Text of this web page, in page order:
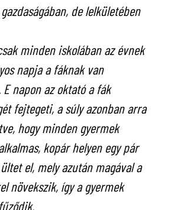
de lelkületében
minden iskolában az évnek
napja a fáknak van
E napon az oktató a fák
fejtegeti, a súly azonban arra
hogy minden gyermek
kopár helyen egy pár
el, mely azután magával a
növekszik, így a gyermek